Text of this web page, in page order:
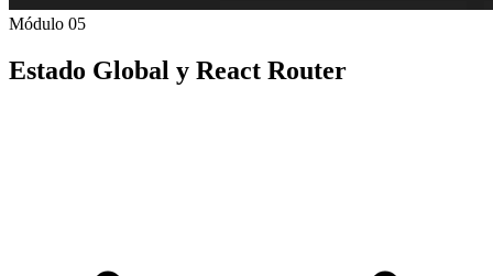
Módulo 05
Estado Global y React Router